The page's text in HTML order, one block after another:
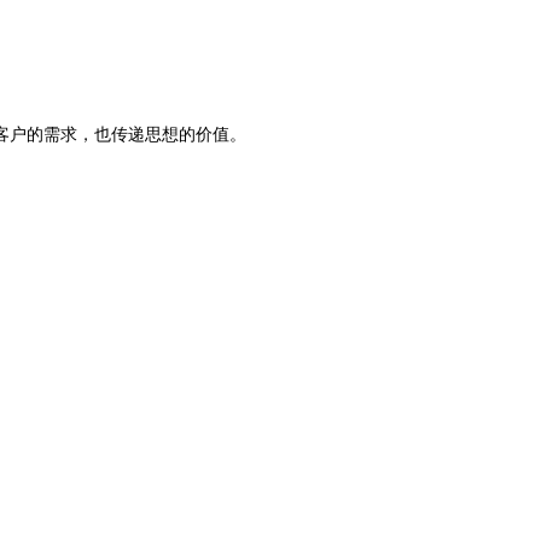
的需求，也传递思想的价值。